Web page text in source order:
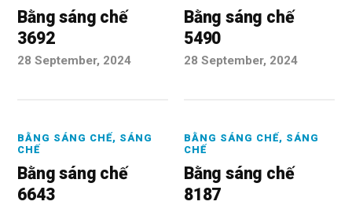
Bằng sáng chế
3692
28 September, 2024
Bằng sáng chế
5490
28 September, 2024
BẰNG SÁNG CHẾ, SÁNG
CHẾ
Bằng sáng chế
6643
BẰNG SÁNG CHẾ, SÁNG
CHẾ
Bằng sáng chế
8187